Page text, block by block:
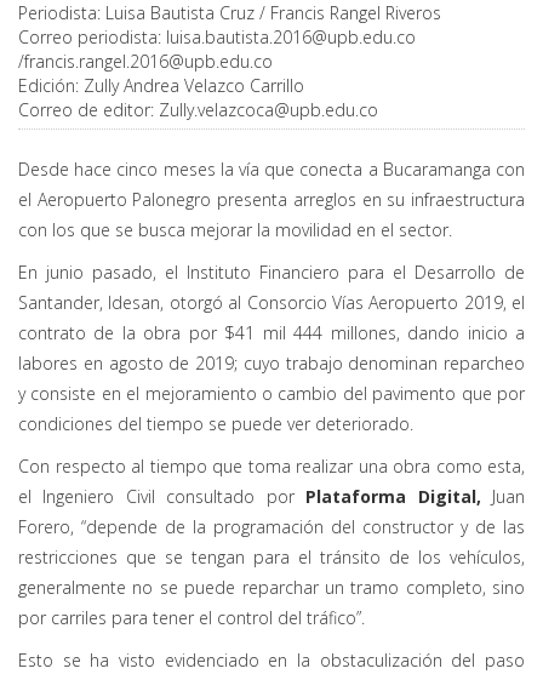
Periodista: Luisa Bautista Cruz / Francis Rangel Riveros
Correo periodista: luisa.bautista.2016@upb.edu.co
/francis.rangel.2016@upb.edu.co
Edición: Zully Andrea Velazco Carrillo
Correo de editor: Zully.velazcoca@upb.edu.co
Desde hace cinco meses la vía que conecta a Bucaramanga con
el Aeropuerto Palonegro presenta arreglos en su infraestructura
con los que se busca mejorar la movilidad en el sector.
En junio pasado, el Instituto Financiero para el Desarrollo de
Santander, Idesan, otorgó al Consorcio Vías Aeropuerto 2019, el
contrato de la obra por $41 mil 444 millones, dando inicio a
labores en agosto de 2019; cuyo trabajo denominan reparcheo
y consiste en el mejoramiento o cambio del pavimento que por
condiciones del tiempo se puede ver deteriorado.
Con respecto al tiempo que toma realizar una obra como esta,
el Ingeniero Civil consultado porPlataforma Digital, Juan
Forero, “depende de la programación del constructor y de las
restricciones que se tengan para el tránsito de los vehículos,
generalmente no se puede reparchar un tramo completo, sino
por carriles para tener el control del tráfico”.
Esto se ha visto evidenciado en la obstaculización del paso